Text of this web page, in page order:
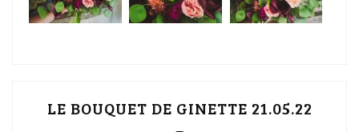
LE BOUQUET DE GINETTE 21.05.22